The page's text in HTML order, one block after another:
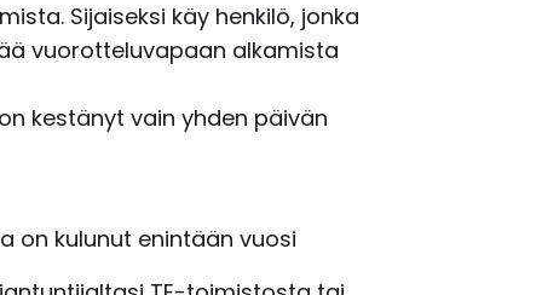
Sijaiseksi käy henkilö, jonka
vuorotteluvapaan alkamista
kestänyt vain yhden päivän
on kulunut enintään vuosi